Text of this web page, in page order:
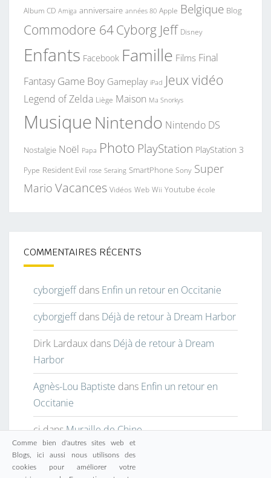
Album CD Amiga anniversaire années 80 Apple Belgique Blog
Commodore 64Cyborg Jeff Disney
Enfants Facebook Famille Films Final
Fantasy Game Boy Gameplay iPad Jeux vidéo
Legend of Zelda Liège Maison Ma Snorkys
MusiqueNintendo Nintendo DS
Nostalgie Noël Papa Photo PlayStation PlayStation 3
Pype Resident Evil rose Seraing SmartPhone Sony Super
Mario Vacances Vidéos Web Wii Youtube école
COMMENTAIRES RÉCENTS
cyborgjeffdans Enfin un retour en Occitanie
cyborgjeffdans Déjà de retour à Dream Harbor
Dirk Lardaux dans Déjà de retour à Dream
Harbor
Agnès-Lou Baptiste dans Enfin un retour en
Occitanie
cjdansMuraille de Chine
Comme bien d'autres sites web et
Blogs, ici aussi nous utilisons des
cookies pour améliorer votre